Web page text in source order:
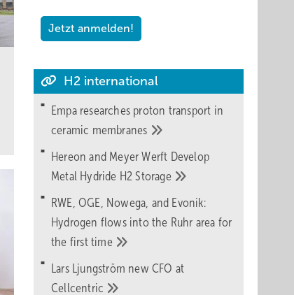
Jetzt anmelden!
H2 international
Empa researches proton transport in
ceramic membranes
Hereon and Meyer Werft Develop
Metal Hydride H2Storage
RWE, OGE, Nowega, and Evonik:
Hydrogen flows into the Ruhr area for
the firsttime
Lars Ljungström new CFO at
Cellcentric